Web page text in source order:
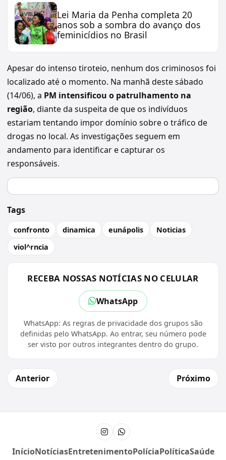
Lei Maria da Penha completa 20
anos sob a sombra do avanço dos
feminicídios no Brasil
Apesar do intenso tiroteio, nenhum dos criminosos foi
localizado até o momento. Na manhã deste sábado
(14/06), a PM intensificou o patrulhamento na
região, diante da suspeita de que os indivíduos
estariam tentando impor domínio sobre o tráfico de
drogas no local. As investigações seguem em
andamento para identificar e capturar os
responsáveis.
Tags
confronto dinamica eunápolis
Noticias
viol^rncia
RECEBA NOSSAS NOTÍCIAS NO CELULAR
WhatsApp
WhatsApp: As regras de privacidade dos grupos são
definidas pelo WhatsApp. Ao entrar, seu número pode
ser visto por outros integrantes dentro do grupo.
Anterior Próximo
InstagramCanal do WhatsApp
InícioNotíciasEntretenimentoPolíciaPolíticaSaúde